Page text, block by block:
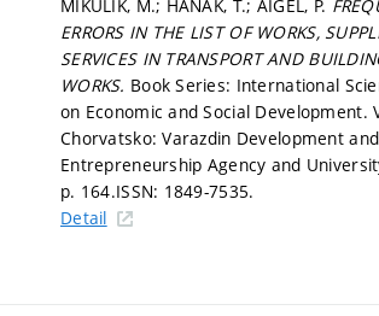
MIKULÍK, M.; HANÁK, T.; AIGEL, P.
ERRORS IN THE LIST OF WORKS,
SERVICES IN TRANSPORT AND
WORKS. Book Series: International
on Economic and Social Development.
Chorvatsko: Varazdin Development and
Entrepreneurship Agency and
p. 164.ISSN: 1849-7535.
Detail